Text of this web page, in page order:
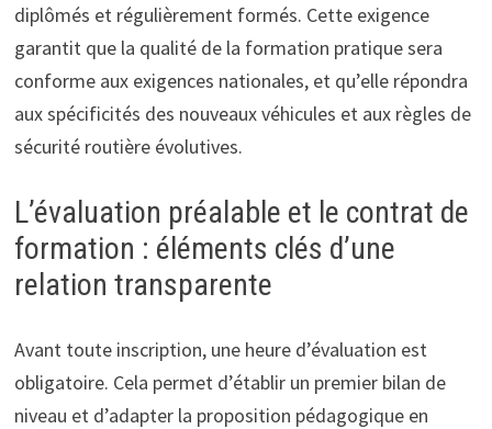
diplômés et régulièrement formés. Cette exigence
garantit que la qualité de la formation pratique sera
conforme aux exigences nationales, et qu’elle répondra
aux spécificités des nouveaux véhicules et aux règles de
sécurité routière évolutives.
L’évaluation préalable et le contrat de
formation : éléments clés d’une
relation transparente
Avant toute inscription, une heure d’évaluation est
obligatoire. Cela permet d’établir un premier bilan de
niveau et d’adapter la proposition pédagogique en